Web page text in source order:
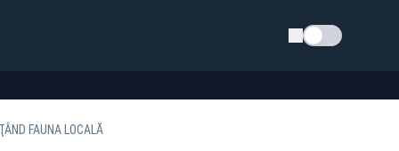
Schimba tema
FAUNA LOCALĂ